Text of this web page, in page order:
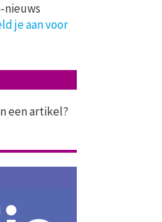
nieuws
je aan voor
een artikel?